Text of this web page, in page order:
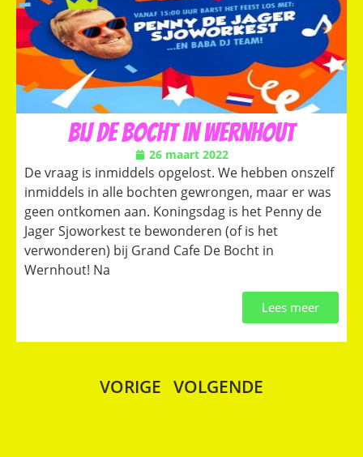
Bij De Bocht in Wernhout
26 maart 2022
De vraag is inmiddels opgelost. We hebben onszelf
inmiddels in alle bochten gewrongen, maar er was
geen ontkomen aan. Koningsdag is het Penny de
Jager Sjoworkest te bewonderen (of is het
verwonderen) bij Grand Cafe De Bocht in
Wernhout! Na
Lees meer
VORIGE VOLGENDE